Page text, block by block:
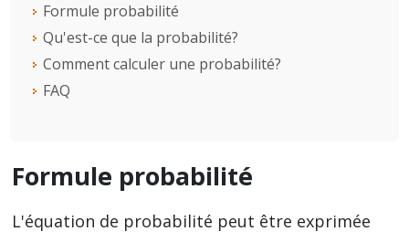
Formule probabilité
Qu'est-ce que la probabilité?
Comment calculer une probabilité?
FAQ
Formule probabilité
L'équation de probabilité peut être exprimée